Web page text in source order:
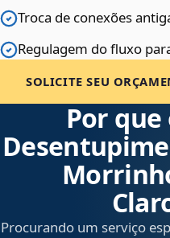
Troca de conexões
Regulagem do fluxo
SOLICITE SEU
Por
Procurando um serviço